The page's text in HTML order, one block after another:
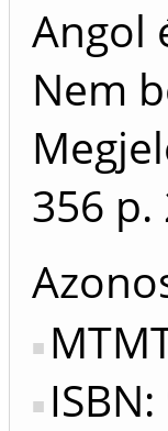
Angol
Nem
356 p.
ISBN: